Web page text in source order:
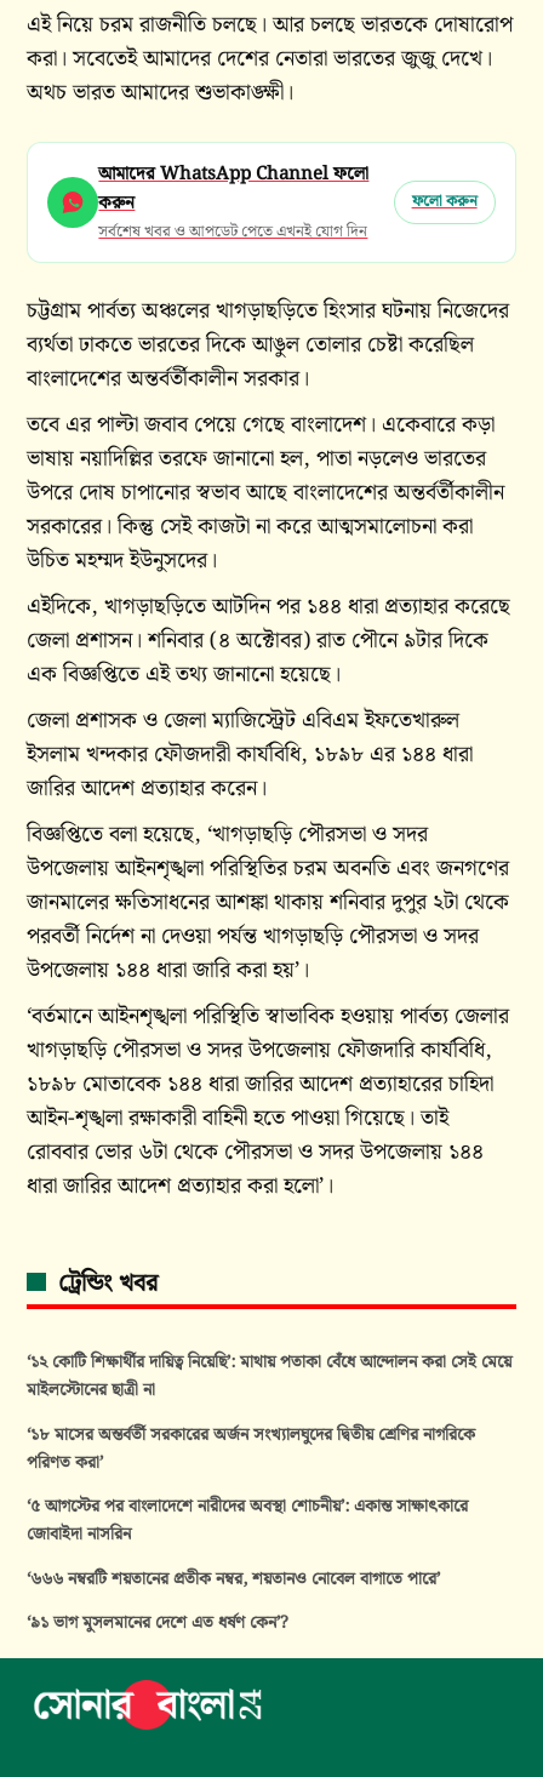
এই নিয়ে চরম রাজনীতি চলছে। আর চলছে ভারতকে দোষারোপ
করা। সবেতেই আমাদের দেশের নেতারা ভারতের জুজু দেখে।
অথচ ভারত আমাদের শুভাকাঙ্ক্ষী।
আমাদের WhatsApp Channel ফলো
করুন
সর্বশেষ খবর ও আপডেট পেতে এখনই যোগ দিন
ফলো করুন
চট্টগ্রাম পার্বত্য অঞ্চলের খাগড়াছড়িতে হিংসার ঘটনায় নিজেদের
ব্যর্থতা ঢাকতে ভারতের দিকে আঙুল তোলার চেষ্টা করেছিল
বাংলাদেশের অন্তর্বর্তীকালীন সরকার।
তবে এর পাল্টা জবাব পেয়ে গেছে বাংলাদেশ। একেবারে কড়া
ভাষায় নয়াদিল্লির তরফে জানানো হল, পাতা নড়লেও ভারতের
উপরে দোষ চাপানোর স্বভাব আছে বাংলাদেশের অন্তর্বর্তীকালীন
সরকারের। কিন্তু সেই কাজটা না করে আত্মসমালোচনা করা
উচিত মহম্মদ ইউনুসদের।
এইদিকে, খাগড়াছড়িতে আটদিন পর ১৪৪ ধারা প্রত্যাহার করেছে
জেলা প্রশাসন। শনিবার (৪ অক্টোবর) রাত পৌনে ৯টার দিকে
এক বিজ্ঞপ্তিতে এই তথ্য জানানো হয়েছে।
জেলা প্রশাসক ও জেলা ম্যাজিস্ট্রেট এবিএম ইফতেখারুল
ইসলাম খন্দকার ফৌজদারী কার্যবিধি, ১৮৯৮ এর ১৪৪ ধারা
জারির আদেশ প্রত্যাহার করেন।
বিজ্ঞপ্তিতে বলা হয়েছে, ‘খাগড়াছড়ি পৌরসভা ও সদর
উপজেলায় আইনশৃঙ্খলা পরিস্থিতির চরম অবনতি এবং জনগণের
জানমালের ক্ষতিসাধনের আশঙ্কা থাকায় শনিবার দুপুর ২টা থেকে
পরবর্তী নির্দেশ না দেওয়া পর্যন্ত খাগড়াছড়ি পৌরসভা ও সদর
উপজেলায় ১৪৪ ধারা জারি করা হয়’।
‘বর্তমানে আইনশৃঙ্খলা পরিস্থিতি স্বাভাবিক হওয়ায় পার্বত্য জেলার
খাগড়াছড়ি পৌরসভা ও সদর উপজেলায় ফৌজদারি কার্যবিধি,
১৮৯৮ মোতাবেক ১৪৪ ধারা জারির আদেশ প্রত্যাহারের চাহিদা
আইন-শৃঙ্খলা রক্ষাকারী বাহিনী হতে পাওয়া গিয়েছে। তাই
রোববার ভোর ৬টা থেকে পৌরসভা ও সদর উপজেলায় ১৪৪
ধারা জারির আদেশ প্রত্যাহার করা হলো’।
ট্রেন্ডিং খবর
‘১২ কোটি শিক্ষার্থীর দায়িত্ব নিয়েছি’: মাথায় পতাকা বেঁধে আন্দোলন করা সেই মেয়ে
মাইলস্টোনের ছাত্রী না
‘১৮ মাসের অন্তর্বর্তী সরকারের অর্জন সংখ্যালঘুদের দ্বিতীয় শ্রেণির নাগরিকে
পরিণত করা’
‘৫ আগস্টের পর বাংলাদেশে নারীদের অবস্থা শোচনীয়’: একান্ত সাক্ষাৎকারে
জোবাইদা নাসরিন
‘৬৬৬ নম্বরটি শয়তানের প্রতীক নম্বর, শয়তানও নোবেল বাগাতে পারে’
‘৯১ ভাগ মুসলমানের দেশে এত ধর্ষণ কেন’?